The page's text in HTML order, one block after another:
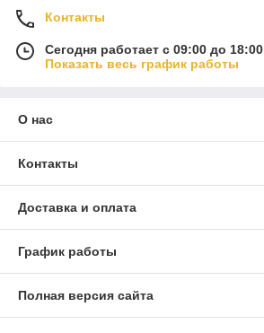
Контакты
Сегодня работает с 09:00 до 18:00
Показать весь график работы
О нас
Контакты
Доставка и оплата
График работы
Полная версия сайта